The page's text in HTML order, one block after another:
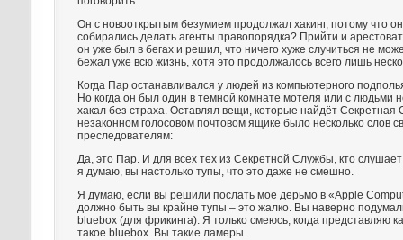
Он с новооткрытым безумием продолжал хакинг, потому что
собирались делать агенты правопорядка? Прийти и
он уже был в бегах и решил, что ничего хуже случиться не
бежал уже всю жизнь, хотя это продолжалось всего лишь
Когда Пар останавливался у людей из компьютерного
Но когда он был один в темной комнате мотеля или с людьми
хакал без страха. Оставлял вещи, которые найдёт Секретная
незаконном голосовом почтовом ящике было несколько слов
преследователям:
Да, это Пар. И для всех тех из Секретной Службы, кто
я думаю, вы настолько тупы, что это даже не смешно.
Я думаю, если вы решили послать мое дерьмо в «Apple
должно быть вы крайне тупы – это жалко. Вы наверно
bluebox (для фрикинга). Я только смеюсь, когда представляю
такое bluebox. Вы такие ламеры.